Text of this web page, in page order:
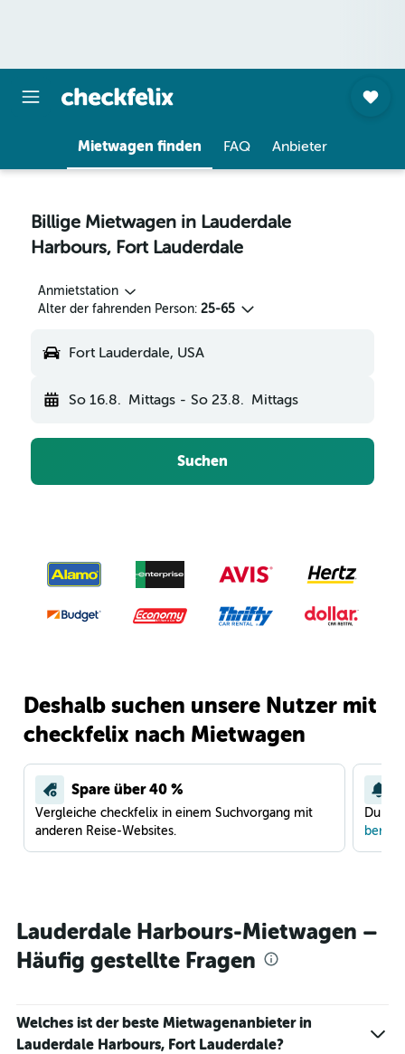
Mietwagen finden FAQ Anbieter
Billige Mietwagen in Lauderdale
Harbours, Fort Lauderdale
Anmietstation
Alter der fahrenden Person: 25-65
Fort Lauderdale, USA
So 16.8. Mittags - So 23.8. Mittags
Suchen
Deshalb suchen unsere Nutzer mit
checkfelix nach Mietwagen
Spare über 40 %
Vergleiche checkfelix in einem Suchvorgang mit
anderen Reise-Websites.
Du
Lauderdale Harbours-Mietwagen –
Häufig gestellte Fragen
Welches ist der beste Mietwagenanbieter in
Lauderdale Harbours, Fort Lauderdale?